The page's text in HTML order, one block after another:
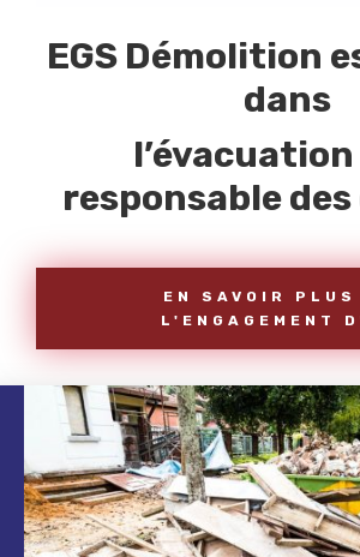
EGS Démolition
dans
responsable
EN SAVOIR PLUS
L'ENGAGEMENT